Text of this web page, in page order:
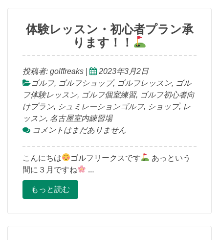
体験レッスン・初心者プラン承
ります！！
投稿者: golffreaks
2023年3月2日
ゴルフ, ゴルフショップ, ゴルフレッスン, ゴル
フ体験レッスン, ゴルフ個室練習, ゴルフ初心者向
けプラン, シュミレーションゴルフ, ショップ, レ
ッスン, 名古屋室内練習場
コメントはまだありません
こんにちは ゴルフリークスです
あっという
間に３月ですね
…
もっと読む